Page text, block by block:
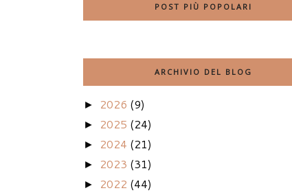
POST PIÙ POPOLARI
ARCHIVIO DEL BLOG
► 2026 (9)
► 2025 (24)
► 2024 (21)
► 2023 (31)
► 2022 (44)